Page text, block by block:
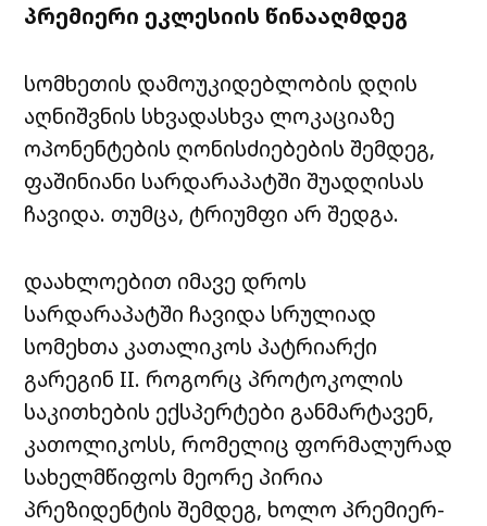
პრემიერი ეკლესიის წინააღმდეგ
სომხეთის დამოუკიდებლობის დღის
აღნიშვნის სხვადასხვა ლოკაციაზე
ოპონენტების ღონისძიებების შემდეგ,
ფაშინიანი სარდარაპატში შუადღისას
ჩავიდა. თუმცა, ტრიუმფი არ შედგა.
დაახლოებით იმავე დროს
სარდარაპატში ჩავიდა სრულიად
სომეხთა კათალიკოს პატრიარქი
გარეგინ II. როგორც პროტოკოლის
საკითხების ექსპერტები განმარტავენ,
კათოლიკოსს, რომელიც ფორმალურად
სახელმწიფოს მეორე პირია
პრეზიდენტის შემდეგ, ხოლო პრემიერ-